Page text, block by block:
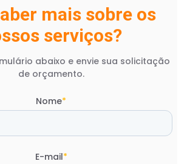
mais sobre os
serviços?
abaixo e envie sua solicitação
de orçamento.
Nome*
E-mail*